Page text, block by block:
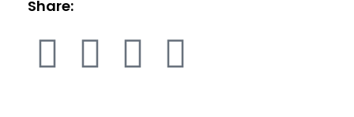
Share: